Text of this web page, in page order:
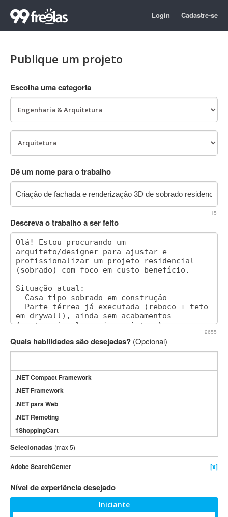
Login Cadastre-se
Publique um projeto
Escolha uma categoria
Dê um nome para o trabalho
15
Descreva o trabalho a ser feito
2655
Quais habilidades são desejadas? (Opcional)
.NET Compact Framework
.NET Framework
.NET para Web
.NET Remoting
1ShoppingCart
3DS Max
3GSM
4D Dimension
802.11
A&P
Selecionadas (max 5)
Adobe SearchCenter [x]
Nível de experiência desejado
Iniciante